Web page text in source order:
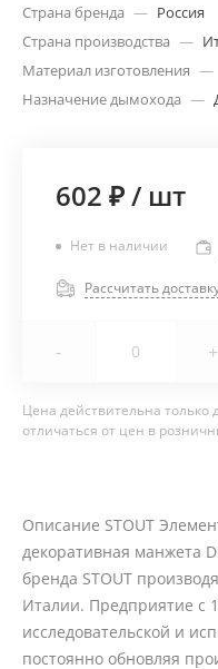
Страна бренда — Россия
Страна производства —
Материал изготовления —
Назначение дымохода —
602 ₽/ шт
Нет в наличии
Рассчитать
- +
Цена действительна
отличаться от цен в
Описание STOUT
декоративная манжета
бренда STOUT
Италии. Предприятие с
исследовательской и
постоянно обновляя